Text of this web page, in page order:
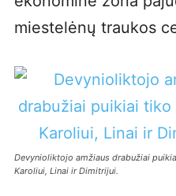
miestelėnų traukos
Devynioliktojo amžiaus drabužiai
Karoliui, Linai ir Dimitrijui.